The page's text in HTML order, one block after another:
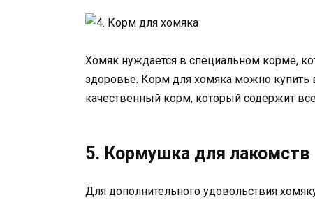
Хомяк нуждается в специальном корме,
здоровье. Корм для хомяка можно купить
качественный корм, который содержит
5. Кормушка для лакомств
Для дополнительного удовольствия